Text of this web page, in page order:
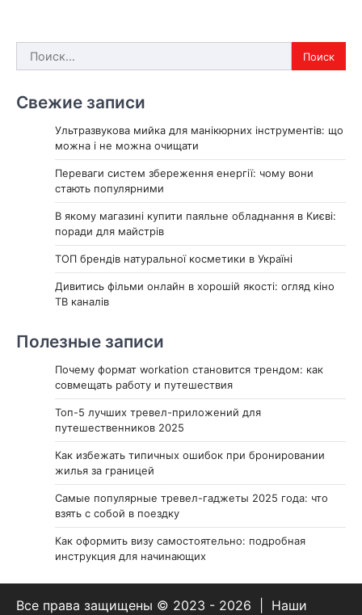
Найти:
Свежие записи
Ультразвукова мийка для манікюрних інструментів: що
можна і не можна очищати
Переваги систем збереження енергії: чому вони
стають популярними
В якому магазині купити паяльне обладнання в Києві:
поради для майстрів
ТОП брендів натуральної косметики в Україні
Дивитись фільми онлайн в хорошій якості: огляд кіно
ТВ каналів
Полезные записи
Почему формат workation становится трендом: как
совмещать работу и путешествия
Топ-5 лучших тревел-приложений для
путешественников 2025
Как избежать типичных ошибок при бронировании
жилья за границей
Самые популярные тревел-гаджеты 2025 года: что
взять с собой в поездку
Как оформить визу самостоятельно: подробная
инструкция для начинающих
Все права защищены © 2023 - 2026 | Наши